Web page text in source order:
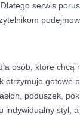
serwis
osób, które chcą
gotowe
poduszek,
indywidualny styl,